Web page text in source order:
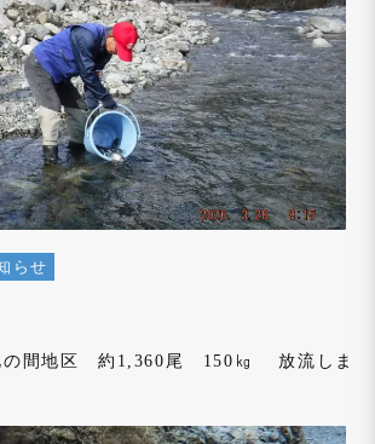
t
i
o
n
らせ
の間地区 約1,360尾 150㎏ 放流しま